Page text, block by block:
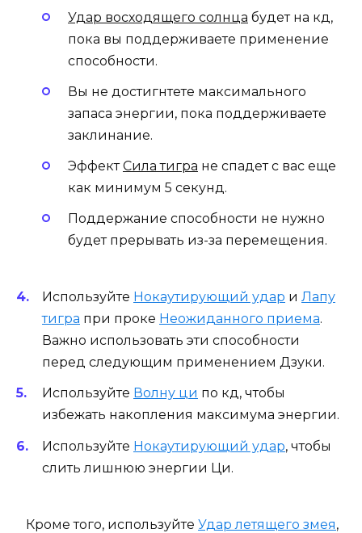
Удар восходящего солнца будет на кд,
пока вы поддерживаете применение
способности.
Вы не достигнтете максимального
запаса энергии, пока поддерживаете
заклинание.
ЭффектСила тигра не спадет с вас еще
как минимум 5 секунд.
Поддержание способности не нужно
будет прерывать из-за перемещения.
Используйте Нокаутирующий удар и Лапу
тигра при проке Неожиданного приема.
Важно использовать эти способности
перед следующим применением Дзуки.
Используйте Волну ци по кд, чтобы
избежать накопления максимума энергии.
Используйте Нокаутирующий удар, чтобы
слить лишнюю энергии Ци.
Кроме того, используйте Удар летящего змея,